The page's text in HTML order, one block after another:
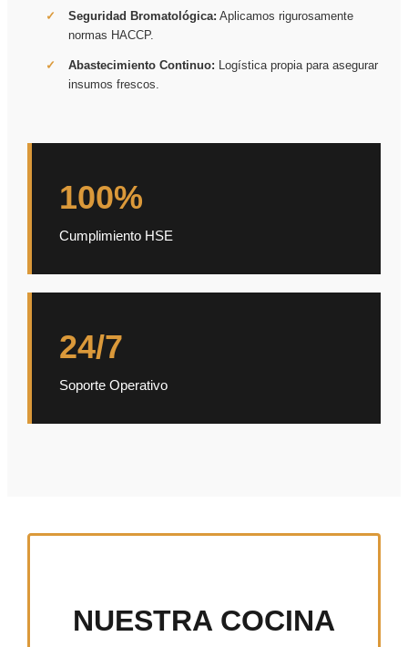
Seguridad Bromatológica: Aplicamos rigurosamente
normas HACCP.
Abastecimiento Continuo: Logística propia para asegurar
insumos frescos.
100%
Cumplimiento HSE
24/7
Soporte Operativo
NUESTRA COCINA